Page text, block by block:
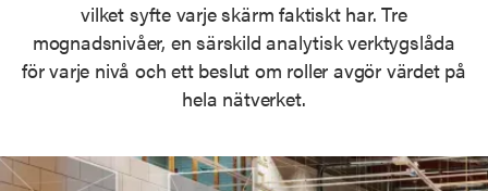
vilket syfte varje skärm faktiskt har. Tre
mognadsnivåer, en särskild analytisk verktygslåda
för varje nivå och ett beslut om roller avgör värdet på
hela nätverket.